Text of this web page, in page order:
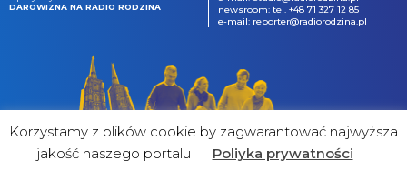
DAROWIZNA NA RADIO RODZINA
newsroom: tel. +48 71 327 12 85
e-mail: reporter@radiorodzina.pl
Korzystamy z plików cookie by zagwarantować najwyższa
jakość naszego portalu
Poliyka prywatności